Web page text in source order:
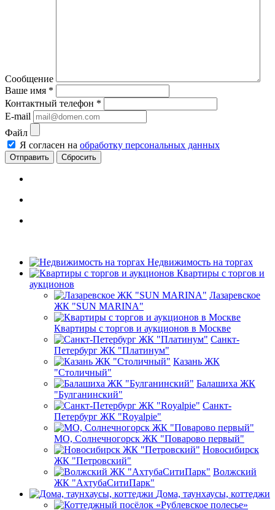
Сообщение
Ваше имя *
Контактный телефон *
E-mail
Файл
Я согласен на обработку персональных данных
Сбросить
Недвижимость на торгах
Квартиры с торгов и
аукционов
Лазаревское
ЖК "SUN MARINA"
Квартиры с торгов и аукционов в Москве
Санкт-
Петербург ЖК "Платинум"
Казань ЖК
"Столичный"
Балашиха ЖК
"Булганинский"
Санкт-
Петербург ЖК "Royalpie"
МО, Солнечногорск ЖК "Поварово первый"
Новосибирск
ЖК "Петровский"
Волжский
ЖК "АхтубаСитиПарк"
Дома, таунхаусы, коттеджи